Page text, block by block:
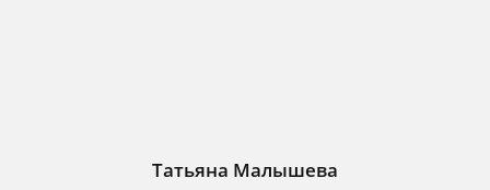
Татьяна Малышева